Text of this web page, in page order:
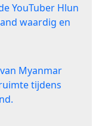
YouTuber Hlun
waardig en
Myanmar
tijdens